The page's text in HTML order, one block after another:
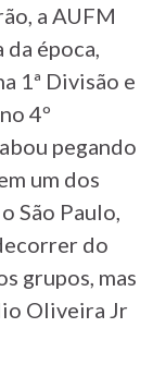
a AUFM
época,
1ª Divisão e
4º
pegando
um dos
São Paulo,
do
grupos, mas
Oliveira Jr